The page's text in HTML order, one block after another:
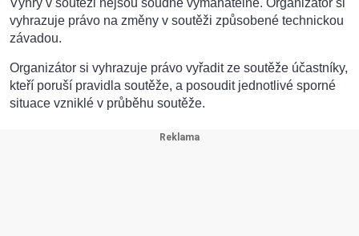
vyhrazuje právo na změny v soutěži způsobené technickou
závadou.
Organizátor si vyhrazuje právo vyřadit ze soutěže účastníky,
kteří poruší pravidla soutěže, a posoudit jednotlivé sporné
situace vzniklé v průběhu soutěže.